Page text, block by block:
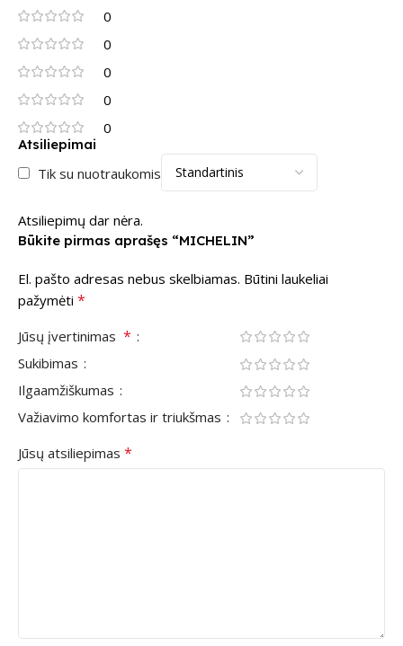
0
0
0
0
0
Atsiliepimai
Tik su nuotraukomis
Atsiliepimų dar nėra.
Būkite pirmas aprašęs “MICHELIN”
El. pašto adresas nebus skelbiamas. Būtini laukeliai
pažymėti *
Jūsų įvertinimas *
Sukibimas
Ilgaamžiškumas
Važiavimo komfortas ir triukšmas
Jūsų atsiliepimas *